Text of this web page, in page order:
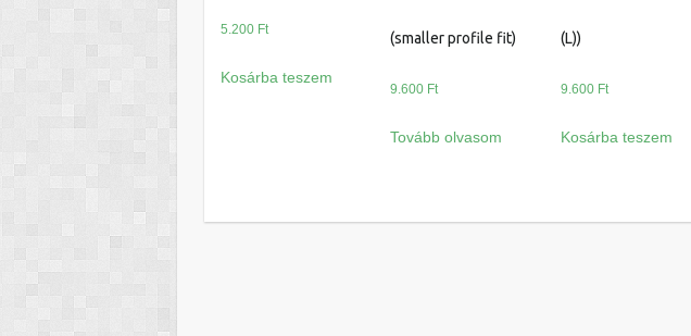
5.200 Ft
Kosárba teszem
(smaller profile fit)
9.600 Ft
Tovább olvasom
(L))
9.600 Ft
Kosárba teszem